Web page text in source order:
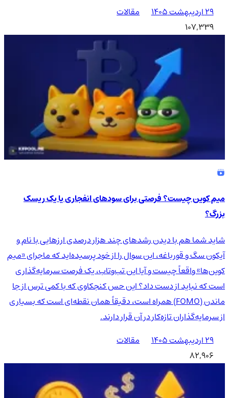
۲۹ اردیبهشت ۱۴۰۵
مقالات
107,339
میم کوین چیست؟ فرصتی برای سودهای انفجاری یا یک ریسک
بزرگ؟
شاید شما هم با دیدن رشدهای چند هزار درصدی ارزهایی با نام و
آیکون سگ و قورباغه، این سوال را از خود پرسیده‌اید که ماجرای «میم
کوین‌ها» واقعاً چیست و آیا این تب‌وتاب، یک فرصت سرمایه‌گذاری
است که نباید از دست داد؟ این حس کنجکاوی که با کمی ترس از جا
ماندن (FOMO) همراه است، دقیقاً همان نقطه‌ای است که بسیاری
از سرمایه‌گذاران تازه‌کار در آن قرار دارند.
۲۹ اردیبهشت ۱۴۰۵
مقالات
82,906